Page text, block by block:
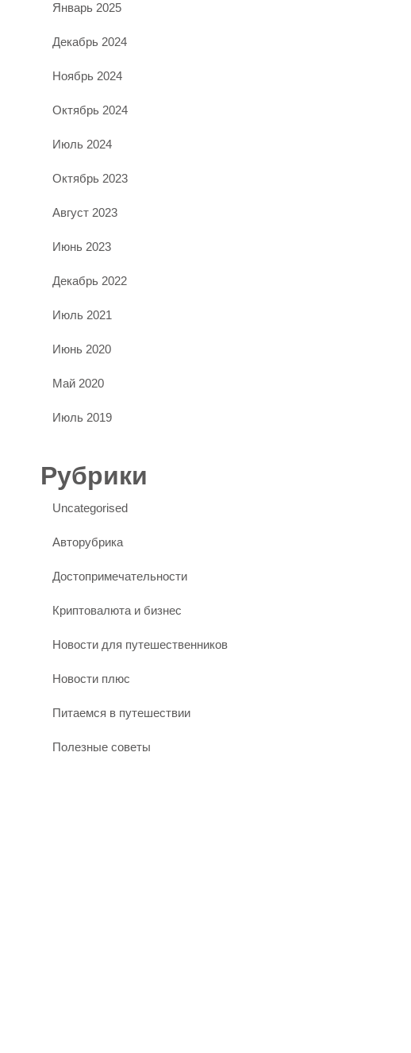
Январь 2025
Декабрь 2024
Ноябрь 2024
Октябрь 2024
Июль 2024
Октябрь 2023
Август 2023
Июнь 2023
Декабрь 2022
Июль 2021
Июнь 2020
Май 2020
Июль 2019
Рубрики
Uncategorised
Авторубрика
Достопримечательности
Криптовалюта и бизнес
Новости для путешественников
Новости плюс
Питаемся в путешествии
Полезные советы